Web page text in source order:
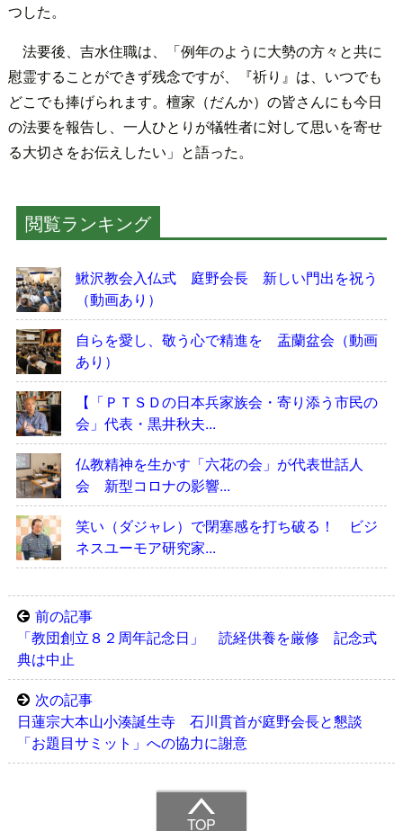
つした。
法要後、吉水住職は、「例年のように大勢の方々と共に
慰霊することができず残念ですが、『祈り』は、いつでも
どこでも捧げられます。檀家（だんか）の皆さんにも今日
の法要を報告し、一人ひとりが犠牲者に対して思いを寄せ
る大切さをお伝えしたい」と語った。
閲覧ランキング
鰍沢教会入仏式 庭野会長 新しい門出を祝う
（動画あり）
自らを愛し、敬う心で精進を 盂蘭盆会（動画
あり）
【「ＰＴＳＤの日本兵家族会・寄り添う市民の
会」代表・黒井秋夫...
仏教精神を生かす「六花の会」が代表世話人
会 新型コロナの影響...
笑い（ダジャレ）で閉塞感を打ち破る！ ビジ
ネスユーモア研究家...
前の記事
「教団創立８２周年記念日」 読経供養を厳修 記念式
典は中止
次の記事
日蓮宗大本山小湊誕生寺 石川貫首が庭野会長と懇談
「お題目サミット」への協力に謝意
TOP